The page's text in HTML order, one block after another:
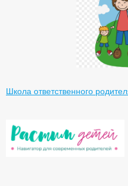
Школа ответственного